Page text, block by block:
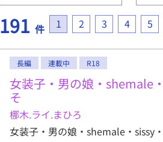
191 件 1 2 3 4 5
長編 連載中 R18
女装子・男の娘・shemale
そ
梛木.ライ.まひろ
女装子・男の娘・shemale・sissy